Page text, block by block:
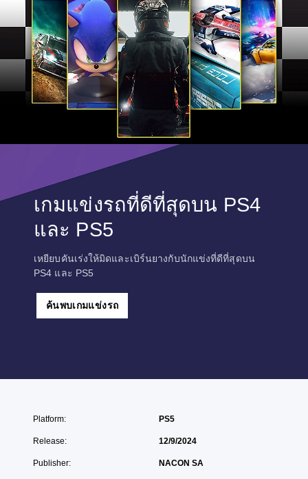
เกมแข่งรถที่ดีที่สุดบน PS4
และ PS5
เหยียบคันเร่งให้มิดและเบิร์นยางกับนักแข่งที่ดีที่สุดบน
PS4 และ PS5
ค้นพบเกมแข่งรถ
Platform: PS5
Release: 12/9/2024
Publisher: NACON SA